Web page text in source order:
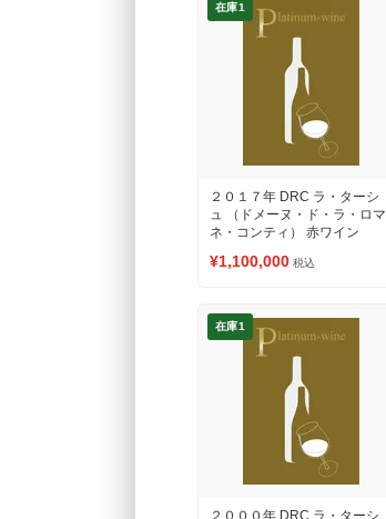
在庫1
２０１７年 DRC ラ・ターシ
ュ （ドメーヌ・ド・ラ・ロマ
ネ・コンティ） 赤ワイン
¥1,100,000 税込
在庫1
２０００年 DRC ラ・ターシ